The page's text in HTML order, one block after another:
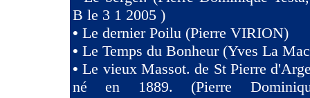
B le 3 1 2005 )
• Le dernier Poilu (Pierre VIRION)
• Le Temps du Bonheur (Yves La
•Le vieux Massot. de St Pierre
né en 1889. (Pierre